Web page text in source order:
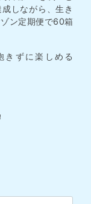
しながら、生き
ン定期便で60箱
きずに楽しめる